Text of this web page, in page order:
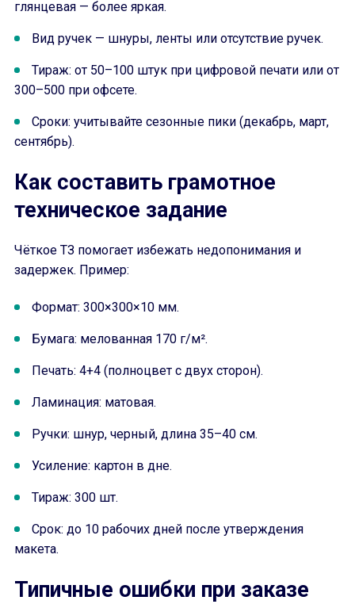
глянцевая — более яркая.
Вид ручек — шнуры, ленты или отсутствие ручек.
Тираж: от 50–100 штук при цифровой печати или от
300–500 при офсете.
Сроки: учитывайте сезонные пики (декабрь, март,
сентябрь).
Как составить грамотное
техническое задание
Чёткое ТЗ помогает избежать недопонимания и
задержек. Пример:
Формат: 300×300×10 мм.
Бумага: мелованная 170 г/м².
Печать: 4+4 (полноцвет с двух сторон).
Ламинация: матовая.
Ручки: шнур, черный, длина 35–40 см.
Усиление: картон в дне.
Тираж: 300 шт.
Срок: до 10 рабочих дней после утверждения
макета.
Типичные ошибки при заказе